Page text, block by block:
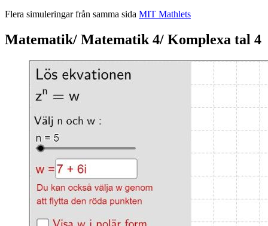
Fle­ra si­mu­le­ring­ar från sam­ma sida MIT Mathlets
Matematik/ Matematik 4/ Komplexa tal 4